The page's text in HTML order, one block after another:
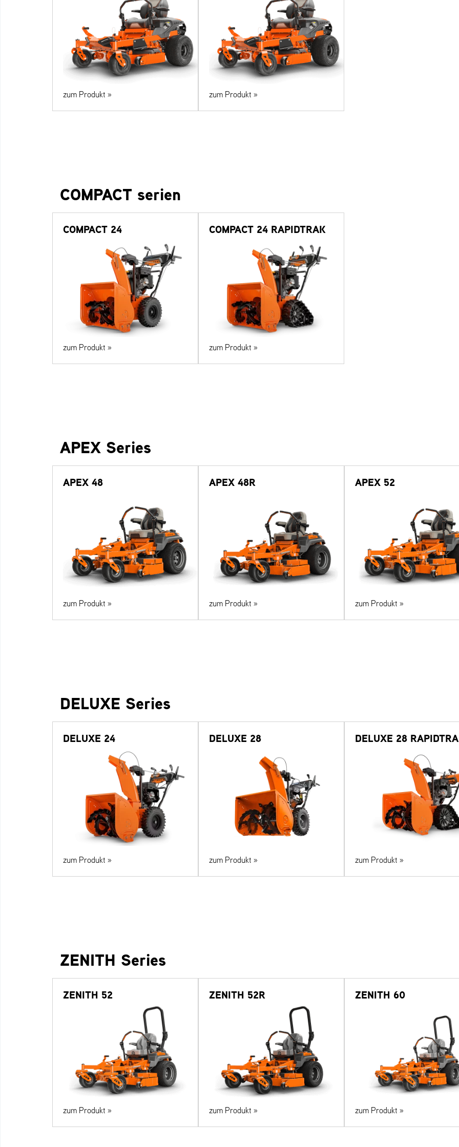
zum Produkt » zum Produkt »
COMPACT serien
COMPACT 24
zum Produkt »
COMPACT 24 RAPIDTRAK
zum Produkt »
APEX Series
APEX 48
zum Produkt »
APEX 48R
zum Produkt »
APEX 52
zum Produkt »
DELUXE Series
DELUXE 24
zum Produkt »
DELUXE 28
zum Produkt »
DELUXE 28
zum Produkt »
ZENITH Series
ZENITH 52
zum Produkt »
ZENITH 52R
zum Produkt »
ZENITH 60
zum Produkt »